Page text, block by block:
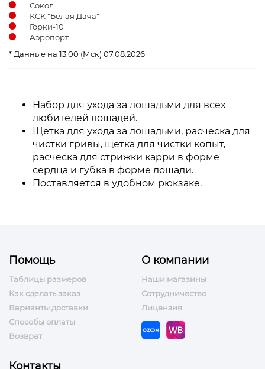
Сокол
КСК "Белая Дача"
Горки-10
Аэропорт
* Данные на 13:00 (Мск) 07.08.2026
Набор для ухода за лошадьми для всех
любителей лошадей.
Щетка для ухода за лошадьми, расческа для
чистки гривы, щетка для чистки копыт,
расческа для стрижки карри в форме
сердца и губка в форме лошади.
Поставляется в удобном рюкзаке.
Помощь
Таблицы размеров
Как сделать заказ
Варианты доставки
Способы оплаты
Возврат
О компании
Наши магазины
Сотрудничество
Лицензия
Контакты